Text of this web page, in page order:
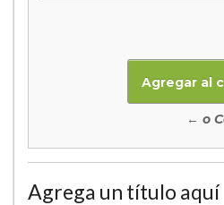
← o
Agrega un título aquí